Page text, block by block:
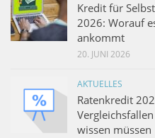
Kredit für
2026: Worauf
ankommt
20. JUNI 2026
AKTUELLES
Ratenkredit
wissen müssen